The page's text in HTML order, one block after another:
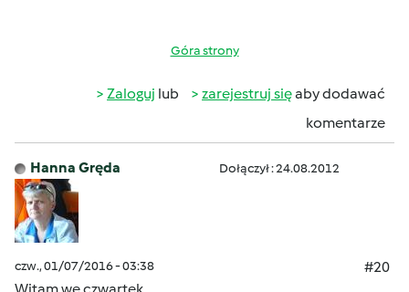
Góra strony
Zaloguj lub zarejestruj sięaby dodawać
komentarze
Hanna Gręda Dołączył : 24.08.2012
czw., 01/07/2016 - 03:38
#20